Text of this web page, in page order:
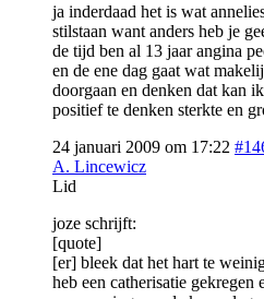
ja inderdaad het is wat
stilstaan want anders heb je
de tijd ben al 13 jaar angina
en de ene dag gaat wat
doorgaan en denken dat kan
positief te denken sterkte en
24 januari 2009 om 17:22
A. Lincewicz
Lid
joze schrijft:
[quote]
[er] bleek dat het hart te
heb een catherisatie